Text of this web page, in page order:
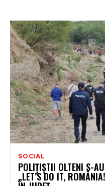
SOCIAL
POLIȚIȘTII OLTENI S-
„LET’S DO IT,